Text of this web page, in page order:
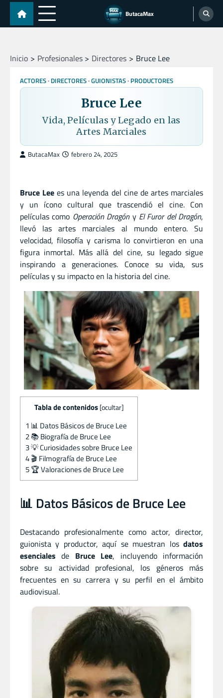
Skip
content
ButacaMax
Inicio Profesionales Directores Bruce Lee
ACTORES DIRECTORES GUIONISTAS PRODUCTORES
Bruce Lee
Vida, Películas y Legado en las
Artes Marciales
ButacaMax febrero 24, 2025
Bruce Lee es una leyenda del cine de artes marciales
y un ícono cultural que trascendió el cine. Con
películas como Operación Dragóny El Furor del Dragón,
llevó las artes marciales al mundo entero. Su
velocidad, filosofía y carisma lo convirtieron en una
figura inmortal. Más allá del cine, su legado sigue
inspirando a generaciones. Conoce su vida, sus
películas y su impacto en la historia del cine.
Tabla de contenidos [ocultar]
1 📊 Datos Básicos de Bruce Lee
2📚 Biografía de Bruce Lee
3💡 Curiosidades sobre Bruce Lee
4🎬 Filmografía de Bruce Lee
5🏆 Valoraciones de Bruce Lee
📊 Datos Básicos de Bruce Lee
Destacando profesionalmente como actor, director,
guionista y productor, aquí se muestran losdatos
esenciales de Bruce Lee, incluyendo información
sobre su actividad profesional, los géneros más
frecuentes en su carrera y su perfil en el ámbito
audiovisual.